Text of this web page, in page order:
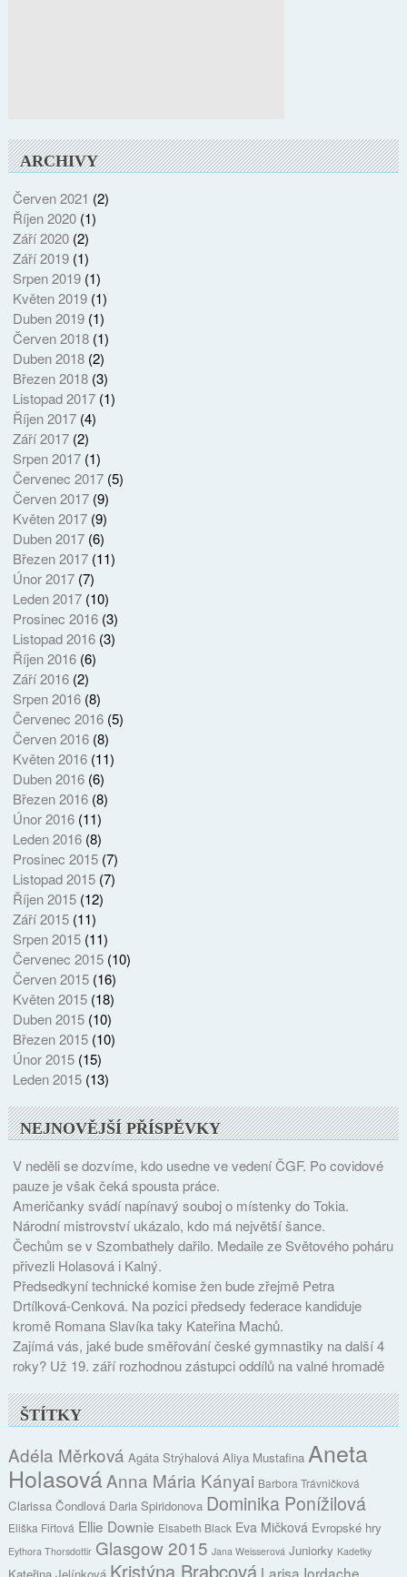
ARCHIVY
Červen 2021 (2)
Říjen 2020(1)
Září 2020(2)
Září 2019(1)
Srpen 2019(1)
Květen 2019(1)
Duben 2019(1)
Červen 2018(1)
Duben 2018(2)
Březen 2018(3)
Listopad 2017(1)
Říjen 2017(4)
Září 2017(2)
Srpen 2017(1)
Červenec 2017(5)
Červen 2017(9)
Květen 2017(9)
Duben 2017(6)
Březen 2017(11)
Únor 2017(7)
Leden 2017(10)
Prosinec 2016(3)
Listopad 2016(3)
Říjen 2016(6)
Září 2016(2)
Srpen 2016(8)
Červenec 2016(5)
Červen 2016(8)
Květen 2016(11)
Duben 2016(6)
Březen 2016(8)
Únor 2016(11)
Leden 2016(8)
Prosinec 2015(7)
Listopad 2015(7)
Říjen 2015(12)
Září 2015(11)
Srpen 2015(11)
Červenec 2015(10)
Červen 2015(16)
Květen 2015(18)
Duben 2015(10)
Březen 2015(10)
Únor 2015(15)
Leden 2015(13)
NEJNOVĚJŠÍ PŘÍSPĚVKY
V neděli se dozvíme, kdo usedne ve vedení ČGF. Po covidové
pauze je však čeká spousta práce.
Američanky svádí napínavý souboj o místenky do Tokia.
Národní mistrovství ukázalo, kdo má největší šance.
Čechům se v Szombathely dařilo. Medaile ze Světového poháru
přivezli Holasová i Kalný.
Předsedkyní technické komise žen bude zřejmě Petra
Drtílková-Cenková. Na pozici předsedy federace kandiduje
kromě Romana Slavíka taky Kateřina Machů.
Zajímá vás, jaké bude směřování české gymnastiky na další 4
roky? Už 19. září rozhodnou zástupci oddílů na valné hromadě
ŠTÍTKY
Adéla Měrková Agáta Strýhalová Aliya Mustafina Aneta
HolasováAnna Mária Kányai Barbora Trávničková
Clarissa Čondlová Daria Spiridonova Dominika Ponížilová
Eliška Fiřtová Ellie Downie Elsabeth Black Eva Mičková Evropské hry
Eythora Thorsdottir Glasgow 2015 Jana Weisserová Juniorky Kadetky
Kateřina Jelínková Kristýna Brabcová Larisa Iordache